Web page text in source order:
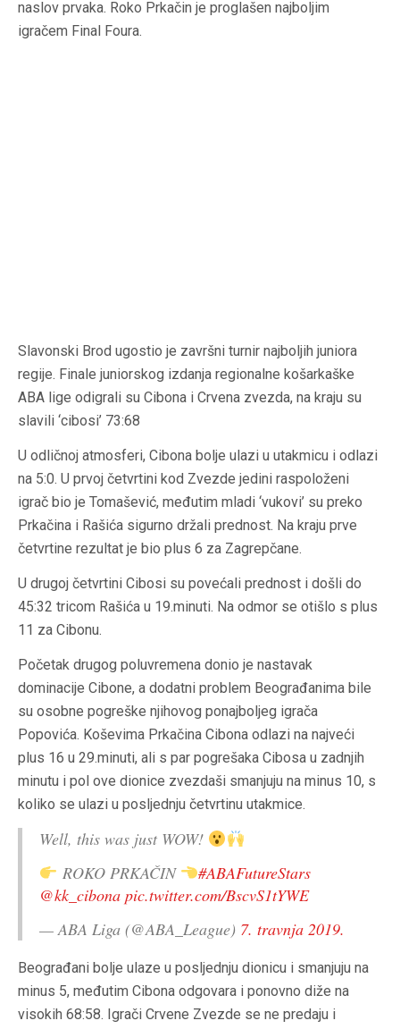
naslov prvaka. Roko Prkačin je proglašen najboljim
igračem Final Foura.
Slavonski Brod ugostio je završni turnir najboljih juniora
regije. Finale juniorskog izdanja regionalne košarkaške
ABA lige odigrali su Cibona i Crvena zvezda, na kraju su
slavili ‘cibosi’ 73:68
U odličnoj atmosferi, Cibona bolje ulazi u utakmicu i odlazi
na 5:0. U prvoj četvrtini kod Zvezde jedini raspoloženi
igrač bio je Tomašević, međutim mladi ‘vukovi’ su preko
Prkačina i Rašića sigurno držali prednost. Na kraju prve
četvrtine rezultat je bio plus 6 za Zagrepčane.
U drugoj četvrtini Cibosi su povećali prednost i došli do
45:32 tricom Rašića u 19.minuti. Na odmor se otišlo s plus
11 za Cibonu.
Početak drugog poluvremena donio je nastavak
dominacije Cibone, a dodatni problem Beograđanima bile
su osobne pogreške njihovog ponajboljeg igrača
Popovića. Koševima Prkačina Cibona odlazi na najveći
plus 16 u 29.minuti, ali s par pogrešaka Cibosa u zadnjih
minutu i pol ove dionice zvezdaši smanjuju na minus 10, s
koliko se ulazi u posljednju četvrtinu utakmice.
Well, this was just WOW!
ROKO PRKAČIN
#ABAFutureStars
@kk_cibona pic.twitter.com/BscvS1tYWE
— ABA Liga (@ABA_League) 7. travnja 2019.
Beograđani bolje ulaze u posljednju dionicu i smanjuju na
minus 5, međutim Cibona odgovara i ponovno diže na
visokih 68:58. Igrači Crvene Zvezde se ne predaju i